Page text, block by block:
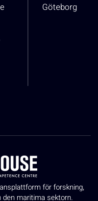
Göteborg
för forskning,
den maritima sektorn.